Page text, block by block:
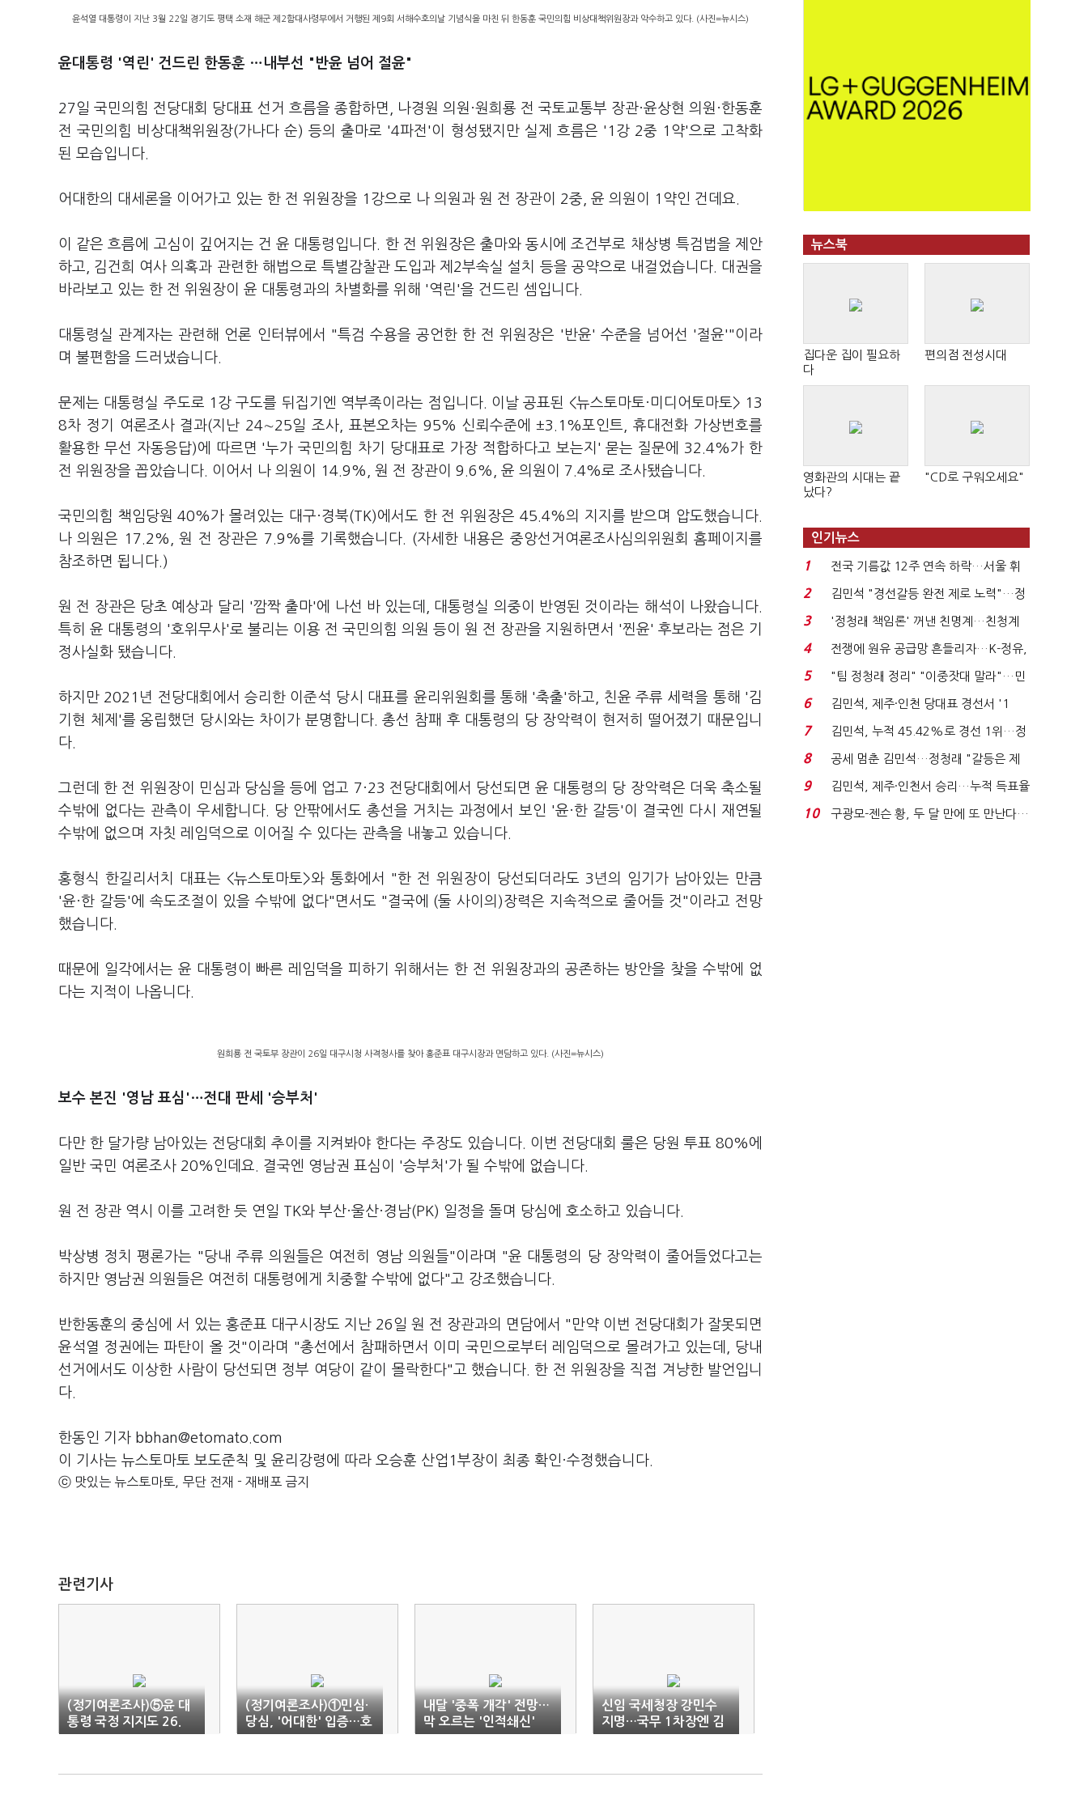
윤석열 대통령이 지난 3월 22일 경기도 평택 소재 해군 제2함대사령부에서 거행된 제9회 서해수호의날 기념식을 마친 뒤 한동훈 국민의힘 비상대책위원장과 악수하고 있다. (사진=뉴시스)
윤대통령 '역린' 건드린 한동훈 …내부선 "반윤 넘어 절윤"
27일 국민의힘 전당대회 당대표 선거 흐름을 종합하면, 나경원 의원·원희룡 전 국토교통부 장관·윤상현 의원·한동훈
전 국민의힘 비상대책위원장(가나다 순) 등의 출마로 '4파전'이 형성됐지만 실제 흐름은 '1강 2중 1약'으로 고착화
된 모습입니다.
어대한의 대세론을 이어가고 있는 한 전 위원장을 1강으로 나 의원과 원 전 장관이 2중, 윤 의원이 1약인 건데요.
이 같은 흐름에 고심이 깊어지는 건 윤 대통령입니다. 한 전 위원장은 출마와 동시에 조건부로 채상병 특검법을 제안
하고, 김건희 여사 의혹과 관련한 해법으로 특별감찰관 도입과 제2부속실 설치 등을 공약으로 내걸었습니다. 대권을
바라보고 있는 한 전 위원장이 윤 대통령과의 차별화를 위해 '역린'을 건드린 셈입니다.
대통령실 관계자는 관련해 언론 인터뷰에서 "특검 수용을 공언한 한 전 위원장은 '반윤' 수준을 넘어선 '절윤'"이라
며 불편함을 드러냈습니다.
문제는 대통령실 주도로 1강 구도를 뒤집기엔 역부족이라는 점입니다. 이날 공표된 <뉴스토마토·미디어토마토> 13
8차 정기 여론조사 결과(지난 24∼25일 조사, 표본오차는 95% 신뢰수준에 ±3.1%포인트, 휴대전화 가상번호를
활용한 무선 자동응답)에 따르면 '누가 국민의힘 차기 당대표로 가장 적합하다고 보는지' 묻는 질문에 32.4%가 한
전 위원장을 꼽았습니다. 이어서 나 의원이 14.9%, 원 전 장관이 9.6%, 윤 의원이 7.4%로 조사됐습니다.
국민의힘 책임당원 40%가 몰려있는 대구·경북(TK)에서도 한 전 위원장은 45.4%의 지지를 받으며 압도했습니다.
나 의원은 17.2%, 원 전 장관은 7.9%를 기록했습니다. (자세한 내용은 중앙선거여론조사심의위원회 홈페이지를
참조하면 됩니다.)
원 전 장관은 당초 예상과 달리 '깜짝 출마'에 나선 바 있는데, 대통령실 의중이 반영된 것이라는 해석이 나왔습니다.
특히 윤 대통령의 '호위무사'로 불리는 이용 전 국민의힘 의원 등이 원 전 장관을 지원하면서 '찐윤' 후보라는 점은 기
정사실화 됐습니다.
하지만 2021년 전당대회에서 승리한 이준석 당시 대표를 윤리위원회를 통해 '축출'하고, 친윤 주류 세력을 통해 '김
기현 체제'를 옹립했던 당시와는 차이가 분명합니다. 총선 참패 후 대통령의 당 장악력이 현저히 떨어졌기 때문입니
다.
그런데 한 전 위원장이 민심과 당심을 등에 업고 7·23 전당대회에서 당선되면 윤 대통령의 당 장악력은 더욱 축소될
수밖에 없다는 관측이 우세합니다. 당 안팎에서도 총선을 거치는 과정에서 보인 '윤·한 갈등'이 결국엔 다시 재연될
수밖에 없으며 자칫 레임덕으로 이어질 수 있다는 관측을 내놓고 있습니다.
홍형식 한길리서치 대표는 <뉴스토마토>와 통화에서 "한 전 위원장이 당선되더라도 3년의 임기가 남아있는 만큼
'윤·한 갈등'에 속도조절이 있을 수밖에 없다"면서도 "결국에 (둘 사이의)장력은 지속적으로 줄어들 것"이라고 전망
했습니다.
때문에 일각에서는 윤 대통령이 빠른 레임덕을 피하기 위해서는 한 전 위원장과의 공존하는 방안을 찾을 수밖에 없
다는 지적이 나옵니다.
원희룡 전 국토부 장관이 26일 대구시청 사격청사를 찾아 홍준표 대구시장과 면담하고 있다. (사진=뉴시스)
보수 본진 '영남 표심' …전대 판세 '승부처'
다만 한 달가량 남아있는 전당대회 추이를 지켜봐야 한다는 주장도 있습니다. 이번 전당대회 룰은 당원 투표 80%에
일반 국민 여론조사 20%인데요. 결국엔 영남권 표심이 '승부처'가 될 수밖에 없습니다.
원 전 장관 역시 이를 고려한 듯 연일 TK와 부산·울산·경남(PK) 일정을 돌며 당심에 호소하고 있습니다.
박상병 정치 평론가는 "당내 주류 의원들은 여전히 영남 의원들"이라며 "윤 대통령의 당 장악력이 줄어들었다고는
하지만 영남권 의원들은 여전히 대통령에게 치중할 수밖에 없다"고 강조했습니다.
반한동훈의 중심에 서 있는 홍준표 대구시장도 지난 26일 원 전 장관과의 면담에서 "만약 이번 전당대회가 잘못되면
윤석열 정권에는 파탄이 올 것"이라며 "총선에서 참패하면서 이미 국민으로부터 레임덕으로 몰려가고 있는데, 당내
선거에서도 이상한 사람이 당선되면 정부 여당이 같이 몰락한다"고 했습니다. 한 전 위원장을 직접 겨냥한 발언입니
다.
한동인 기자 bbhan@etomato.com
이 기사는 뉴스토마토 보도준칙 및 윤리강령에 따라 오승훈 산업1부장이 최종 확인·수정했습니다.
ⓒ 맛있는 뉴스토마토, 무단 전재 - 재배포 금지
관련기사
(정기여론조사)⑤윤 대
통령 국정 지지도 26.
3%…다시 총선 참패 직
(정기여론조사)①민심·
당심, '어대한' 입증…호
감도, 이재명 > 한동훈
내달 '중폭 개각' 전망…
막 오르는 '인적쇄신'
신임 국세청장 강민수
지명…국무 1차장엔 김
종문
뉴스북
집다운 집이 필요하
다
편의점 전성시대
영화관의 시대는 끝
났다?
"CD로 구워오세요"
인기뉴스
1
전국 기름값 12주 연속 하락…서울 휘
발윳값 1909원...
2
김민석 "경선갈등 완전 제로 노력"…정
청래 "반명 공세 사...
3
'정청래 책임론' 꺼낸 친명계…친청계
는 추가투표 때리기...
4
전쟁에 원유 공급망 흔들리자…K-정유,
에너지안보 핵심...
5
"팀 정청래 정리" "이중잣대 말라"…민
주 최고위원 계파 다...
6
김민석, 제주·인천 당대표 경선서 '1
위'(1보)...
7
김민석, 누적 45.42%로 경선 1위…정
청래와 격차 0.86%p(...
8
공세 멈춘 김민석…정청래 "갈등은 제
가 수습"
9
김민석, 제주·인천서 승리…누적 득표율
'1위 탈환'(종합)...
10
구광모-젠슨 황, 두 달 만에 또 만난다…